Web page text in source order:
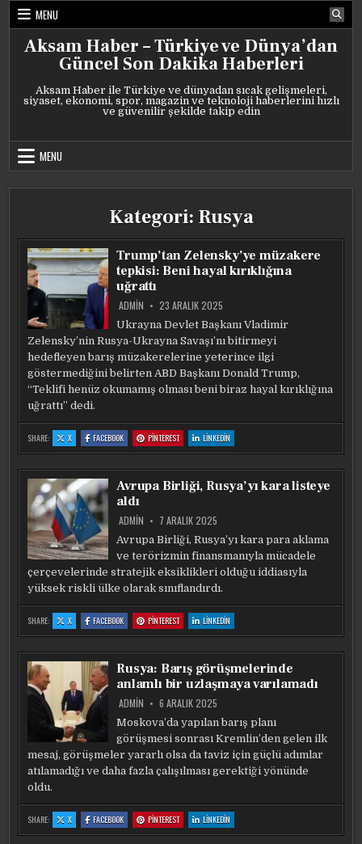
Skip
content
MENU
Aksam Haber – Türkiye ve Dünya’dan
Güncel Son Dakika Haberleri
Aksam Haber ile Türkiye ve dünyadan sıcak gelişmeleri,
siyaset, ekonomi, spor, magazin ve teknoloji haberlerini hızlı
ve güvenilir şekilde takip edin
MENU
Kategori: Rusya
Trump’tan Zelensky’ye müzakere
tepkisi: Beni hayal kırıklığına
uğrattı
ADMIN 23 ARALIK 2025
Ukrayna Devlet Başkanı Vladimir
Zelensky’nin Rusya-Ukrayna Savaşı’nı bitirmeyi
hedefleyen barış müzakerelerine yeterince ilgi
göstermediğini belirten ABD Başkanı Donald Trump,
“Teklifi henüz okumamış olması beni biraz hayal kırıklığına
uğrattı” dedi.
SHARE: X:
TRUMP’TAN
ZELENSKY’YE
TEPKISI:
BENI
HAYAL
KIRIKLIĞINA
UĞRATTI
FACEBOOK:
TRUMP’TAN
ZELENSKY’YE
TEPKISI:
HAYAL
KIRIKLIĞINA
UĞRATTI
PINTEREST:
TRUMP’TAN
ZELENSKY’YE
TEPKISI:
HAYAL
KIRIKLIĞINA
LINKEDIN
TRUMP’TAN
ZELENSKY’YE
TEPKISI:
HAYAL
KIRIKLIĞINA
Avrupa Birliği, Rusya’yı kara listeye
aldı
ADMIN 7 ARALIK 2025
Avrupa Birliği, Rusya’yı kara para aklama
ve terörizmin finansmanıyla mücadele
çerçevelerinde stratejik eksiklikleri olduğu iddiasıyla
yüksek riskli ülke olarak sınıflandırdı.
SHARE: X:
AVRUPA
BIRLIĞI,
KARA
LISTEYE
FACEBOOK:
AVRUPA
BIRLIĞI,
KARA
ALDI
PINTEREST:
AVRUPA
BIRLIĞI,
KARA
ALDI
LINKEDIN
AVRUPA
BIRLIĞI,
KARA
ALDI
Rusya: Barış görüşmelerinde
anlamlı bir uzlaşmaya varılamadı
ADMIN 6 ARALIK 2025
Moskova’da yapılan barış planı
görüşmesi sonrası Kremlin’den gelen ilk
mesaj, görüşmeler yararlı olsa da taviz için güçlü adımlar
atılamadığı ve daha fazla çalışılması gerektiği yönünde
oldu.
SHARE: X:
RUSYA:
BARIŞ
FACEBOOK:
RUSYA:
BARIŞ
PINTEREST:
RUSYA:
BARIŞ
LINKEDIN
RUSYA:
BARIŞ